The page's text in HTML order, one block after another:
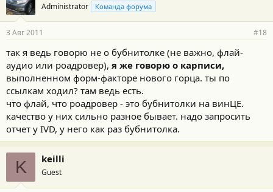
Administrator Команда форума
3 Авг 2011 #18
так я ведь говорю не о бубнитолке (не важно, флай-
аудио или роадровер), я же говорю о карписи,
выполненном форм-факторе нового горца. ты по
ссылкам ходил? там ведь есть.
что флай, что роадровер - это бубнитолки на винЦЕ.
качество у них сильно разное бывает. надо запросить
отчет у IVD, у него как раз бубнитолка.
K keilli
Guest